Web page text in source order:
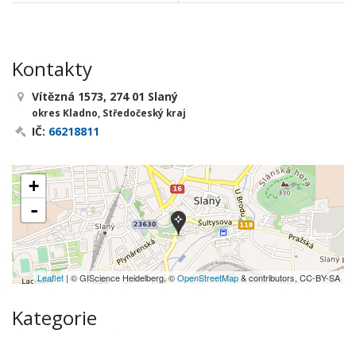
Kontakty
Vítězná 1573, 274 01 Slaný
okres Kladno, Středočeský kraj
IČ: 66218811
+
-
Leaflet | © GIScience Heidelberg, ©OpenStreetMap& contributors, CC-BY-SA
Kategorie